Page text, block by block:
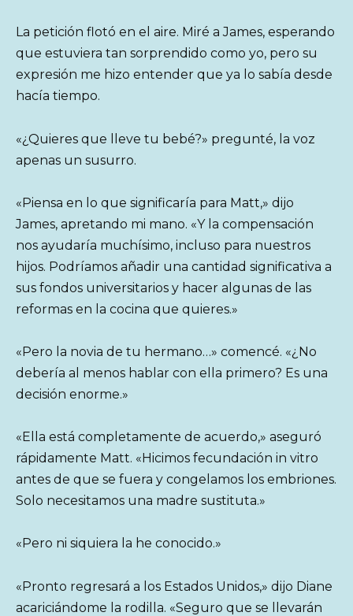
La petición flotó en el aire. Miré a James, esperando
que estuviera tan sorprendido como yo, pero su
expresión me hizo entender que ya lo sabía desde
hacía tiempo.
«¿Quieres que lleve tu bebé?» pregunté, la voz
apenas un susurro.
«Piensa en lo que significaría para Matt,» dijo
James, apretando mi mano. «Y la compensación
nos ayudaría muchísimo, incluso para nuestros
hijos. Podríamos añadir una cantidad significativa a
sus fondos universitarios y hacer algunas de las
reformas en la cocina que quieres.»
«Pero la novia de tu hermano…» comencé. «¿No
debería al menos hablar con ella primero? Es una
decisión enorme.»
«Ella está completamente de acuerdo,» aseguró
rápidamente Matt. «Hicimos fecundación in vitro
antes de que se fuera y congelamos los embriones.
Solo necesitamos una madre sustituta.»
«Pero ni siquiera la he conocido.»
«Pronto regresará a los Estados Unidos,» dijo Diane
acariciándome la rodilla. «Seguro que se llevarán